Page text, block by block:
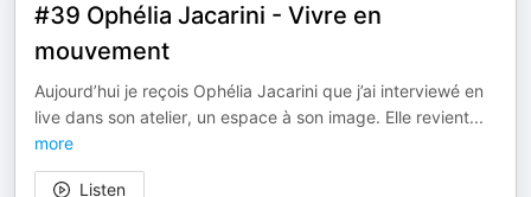
#39 Ophélia Jacarini - Vivre en
mouvement
Aujourd’hui je reçois Ophélia Jacarini que j’ai interviewé en
live dans son atelier, un espace à son image. Elle revient...
more
Listen